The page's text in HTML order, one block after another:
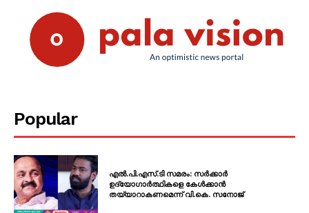
Popular
എൽ.പി.എസ്.ടി സമരം: സർക്കാർ
ഉദ്യോഗാർത്ഥികളെ കേൾക്കാൻ
തയ്യാറാകണമെന്ന് വി.കെ. സനോജ്